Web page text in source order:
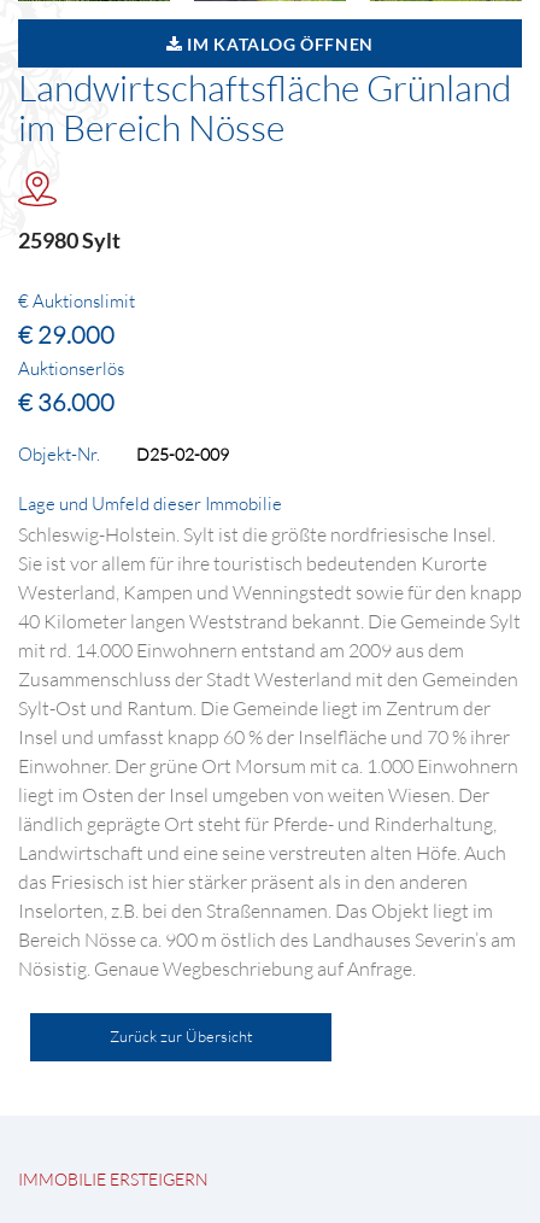
IM KATALOG ÖFFNEN
Landwirtschaftsfläche Grünland
im Bereich Nösse
25980 Sylt
€ Auktionslimit
€ 29.000
Auktionserlös
€ 36.000
Objekt-Nr. D25-02-009
Lage und Umfeld dieser Immobilie
Schleswig-Holstein. Sylt ist die größte nordfriesische Insel.
Sie ist vor allem für ihre touristisch bedeutenden Kurorte
Westerland, Kampen und Wenningstedt sowie für den knapp
40 Kilometer langen Weststrand bekannt. Die Gemeinde Sylt
mit rd. 14.000 Einwohnern entstand am 2009 aus dem
Zusammenschluss der Stadt Westerland mit den Gemeinden
Sylt-Ost und Rantum. Die Gemeinde liegt im Zentrum der
Insel und umfasst knapp 60 % der Inselfläche und 70 % ihrer
Einwohner. Der grüne Ort Morsum mit ca. 1.000 Einwohnern
liegt im Osten der Insel umgeben von weiten Wiesen. Der
ländlich geprägte Ort steht für Pferde- und Rinderhaltung,
Landwirtschaft und eine seine verstreuten alten Höfe. Auch
das Friesisch ist hier stärker präsent als in den anderen
Inselorten, z.B. bei den Straßennamen. Das Objekt liegt im
Bereich Nösse ca. 900 m östlich des Landhauses Severin’s am
Nösistig. Genaue Wegbeschriebung auf Anfrage.
Zurück zur Übersicht
IMMOBILIE ERSTEIGERN